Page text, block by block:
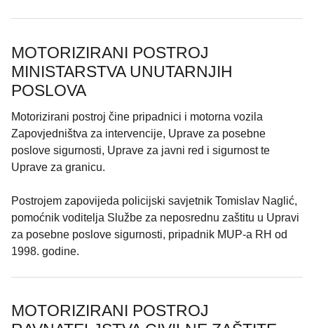
MOTORIZIRANI POSTROJ
MINISTARSTVA UNUTARNJIH
POSLOVA
Motorizirani postroj čine pripadnici i motorna vozila
Zapovjedništva za intervencije, Uprave za posebne
poslove sigurnosti, Uprave za javni red i sigurnost te
Uprave za granicu.
Postrojem zapovijeda policijski savjetnik Tomislav Naglić,
pomoćnik voditelja Službe za neposrednu zaštitu u Upravi
za posebne poslove sigurnosti, pripadnik MUP-a RH od
1998. godine.
MOTORIZIRANI POSTROJ